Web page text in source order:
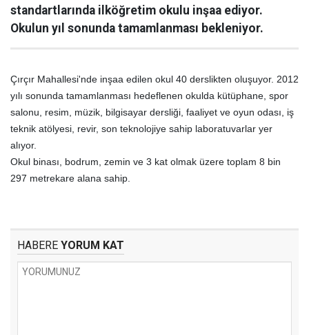
standartlarında ilköğretim okulu inşaa ediyor.
Okulun yıl sonunda tamamlanması bekleniyor.
Çırçır Mahallesi'nde inşaa edilen okul 40 derslikten oluşuyor. 2012
yılı sonunda tamamlanması hedeflenen okulda kütüphane, spor
salonu, resim, müzik, bilgisayar dersliği, faaliyet ve oyun odası, iş
teknik atölyesi, revir, son teknolojiye sahip laboratuvarlar yer
alıyor.
Okul binası, bodrum, zemin ve 3 kat olmak üzere toplam 8 bin
297 metrekare alana sahip.
HABERE YORUM KAT